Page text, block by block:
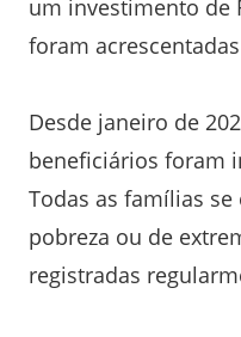
um investimento de
foram
Desde janeiro de
beneficiários foram
Todas as famílias
pobreza ou de
registradas